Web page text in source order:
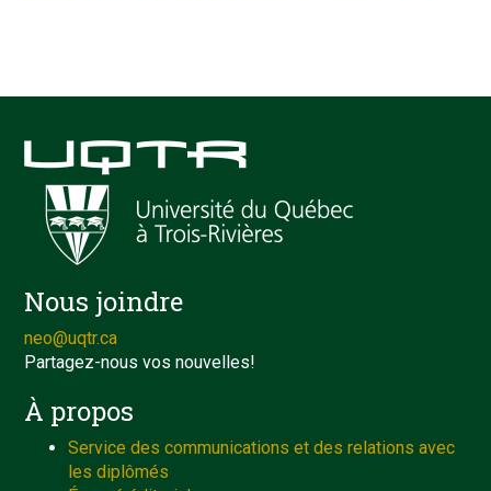
Nous joindre
neo@uqtr.ca
Partagez-nous vos nouvelles!
À propos
Service des communications et des relations avec
les diplômés